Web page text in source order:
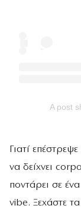
A post
Γιατί
να δείχνει
ποντάρει σε
vibe. Ξεχάστε